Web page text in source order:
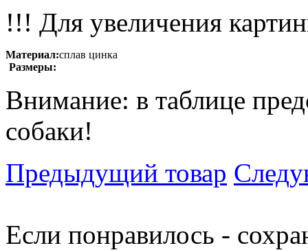
!!! Для увеличения
Материал:сплав цинка
Размеры:
Внимание: в таблице
собаки!
Предыдущий товар
Если понравилось -